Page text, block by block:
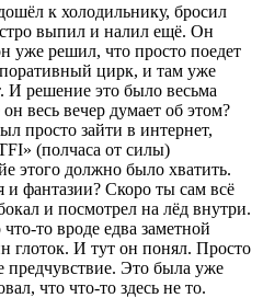
к холодильнику, бросил
выпил и налил ещё. Он
уже решил, что просто поедет
цирк, и там уже
И решение это было весьма
весь вечер думает об этом?
просто зайти в интернет,
(полчаса от силы)
этого должно было хватить.
и фантазии? Скоро ты сам всё
и посмотрел на лёд внутри.
то вроде едва заметной
глоток. И тут он понял. Просто
предчувствие. Это была уже
что что-то здесь не то.